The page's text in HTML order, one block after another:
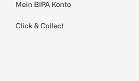
Mein BIPA Konto
Click & Collect